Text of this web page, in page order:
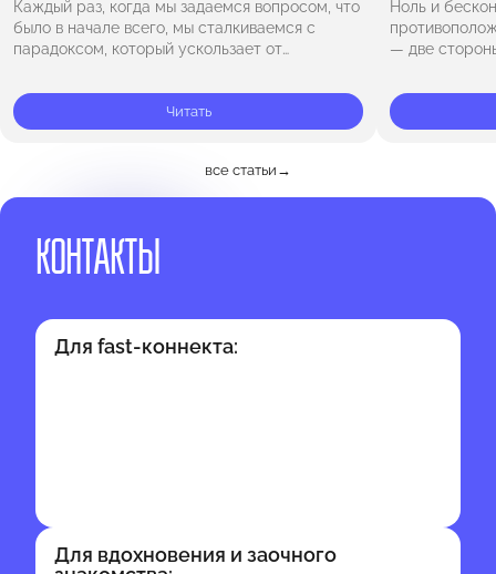
Каждый раз, когда мы задаемся вопросом, что
было в начале всего, мы сталкиваемся с
парадоксом, который ускользает от
момент во времени, это сама…
Читать
Ноль и
— две
ещё не
все статьи →
КОНТАКТЫ
Для fast-коннекта:
Для вдохновения и заочного